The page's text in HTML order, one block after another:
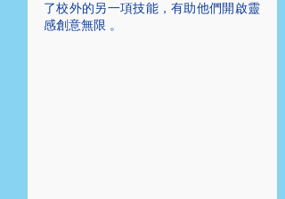
了校外的另一項技能，有助他們開啟靈
感創意無限 。